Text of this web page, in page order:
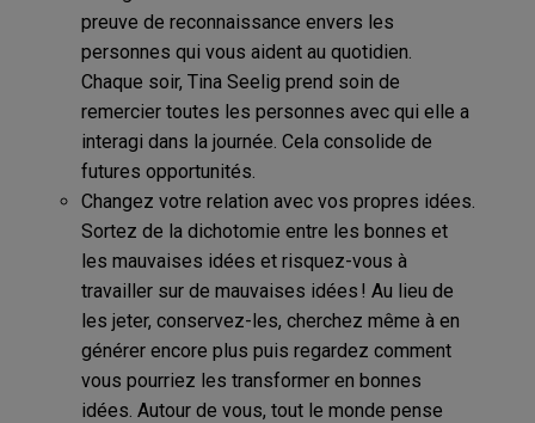
preuve de reconnaissance envers les
personnes qui vous aident au quotidien.
Chaque soir, Tina Seelig prend soin de
remercier toutes les personnes avec qui elle a
interagi dans la journée. Cela consolide de
futures opportunités.
Changez votre relation avec vos propres idées.
Sortez de la dichotomie entre les bonnes et
les mauvaises idées et risquez-vous à
travailler sur de mauvaises idées ! Au lieu de
les jeter, conservez-les, cherchez même à en
générer encore plus puis regardez comment
vous pourriez les transformer en bonnes
idées. Autour de vous, tout le monde pense